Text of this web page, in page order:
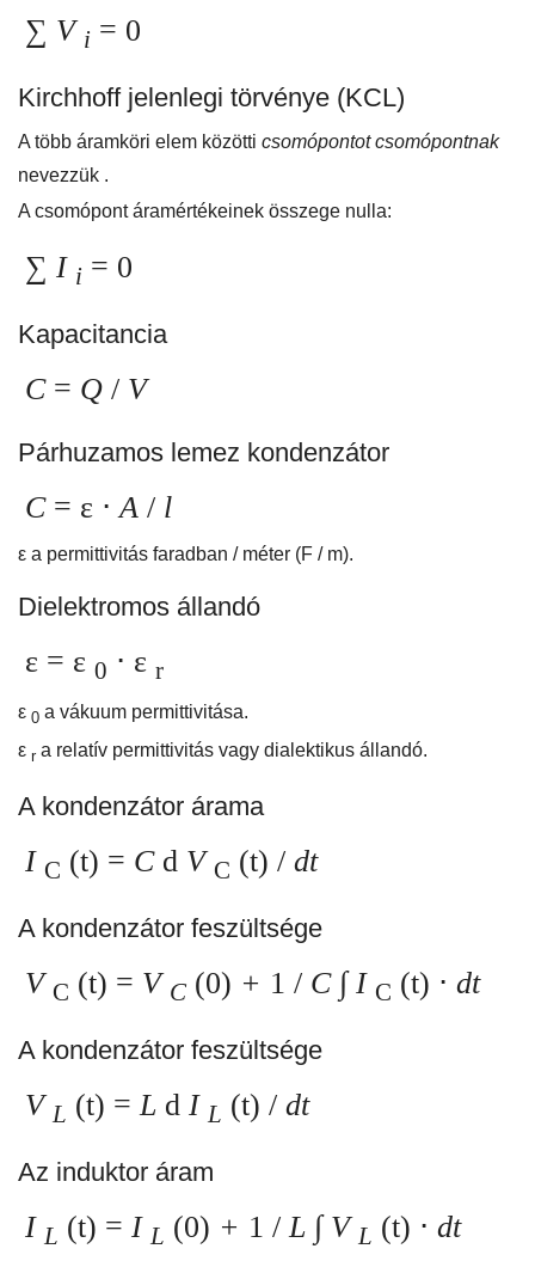
∑ V i = 0
Kirchhoff jelenlegi törvénye (KCL)
A több áramköri elem közötti csomópontot csomópontnak
nevezzük .
A csomópont áramértékeinek összege nulla:
∑ I i = 0
Kapacitancia
C= Q / V
Párhuzamos lemez kondenzátor
C= ε ⋅A / l
ε a permittivitás faradban / méter (F / m).
Dielektromos állandó
ε = ε 0 ⋅ ε r
ε 0 a vákuum permittivitása.
ε r a relatív permittivitás vagy dialektikus állandó.
A kondenzátor árama
I C (t) = Cd VC (t) / dt
A kondenzátor feszültsége
VC (t) = V C (0) + 1 / C∫ I C (t) ⋅ dt
A kondenzátor feszültsége
VL (t) =L d I L (t) / dt
Az induktor áram
I L (t) = I L (0) + 1 /L ∫ VL (t) ⋅ dt